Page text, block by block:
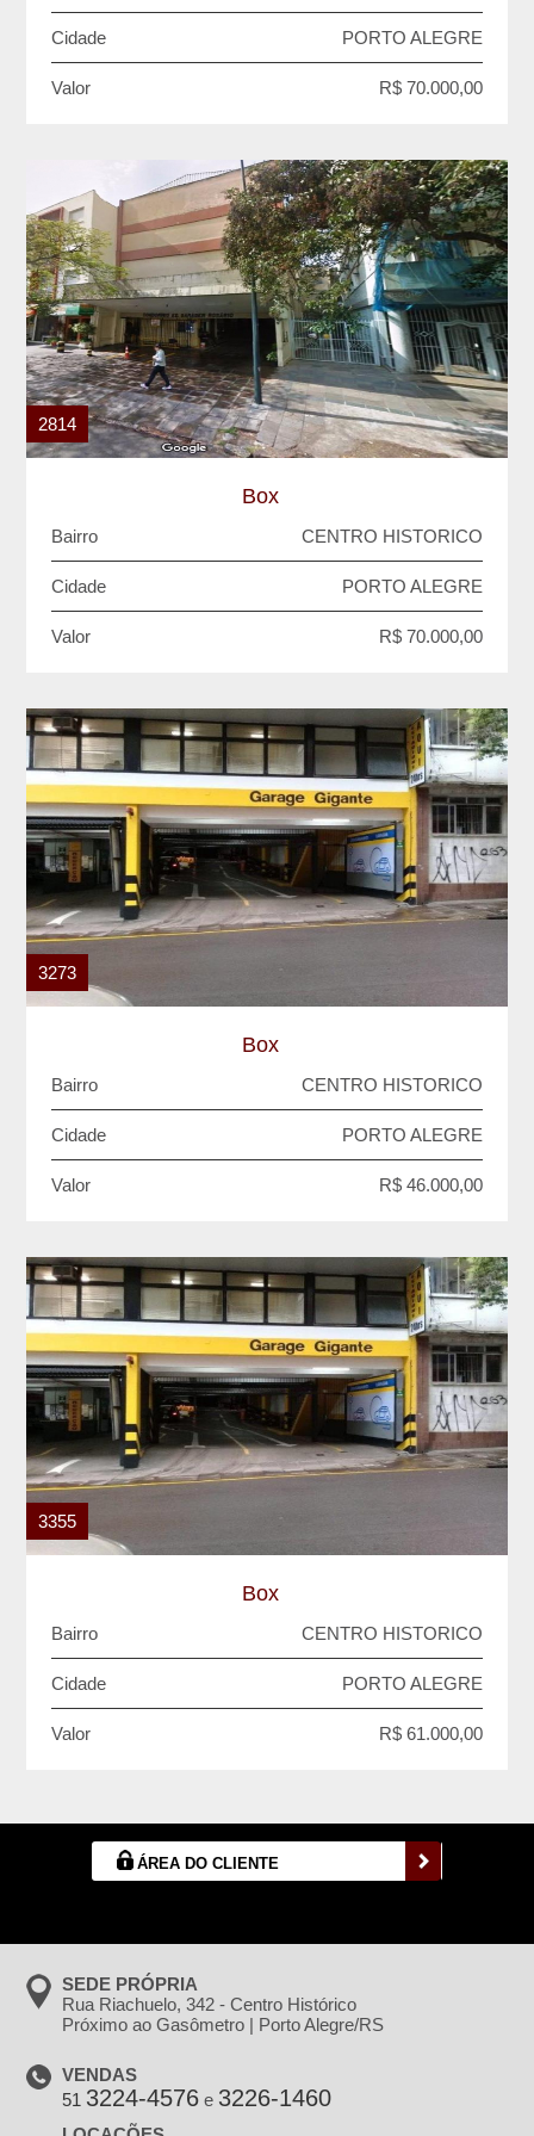
Cidade PORTO ALEGRE
Valor R$ 70.000,00
2814
Box
Bairro CENTRO HISTORICO
Cidade PORTO ALEGRE
Valor R$ 70.000,00
3273
Box
Bairro CENTRO HISTORICO
Cidade PORTO ALEGRE
Valor R$ 46.000,00
3355
Box
Bairro CENTRO HISTORICO
Cidade PORTO ALEGRE
Valor R$ 61.000,00
ÁREA DO CLIENTE
SEDE PRÓPRIA
Rua Riachuelo, 342 - Centro Histórico
Próximo ao Gasômetro | Porto Alegre/RS
VENDAS
51 3224-4576 e 3226-1460